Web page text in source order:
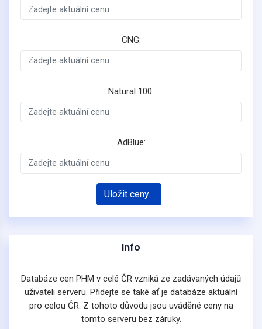
CNG:
Natural 100:
AdBlue:
Uložit ceny...
Info
Databáze cen PHM v celé ČR vzniká ze zadávaných údajů
uživateli serveru. Přidejte se také ať je databáze aktuální
pro celou ČR. Z tohoto důvodu jsou uváděné ceny na
tomto serveru bez záruky.